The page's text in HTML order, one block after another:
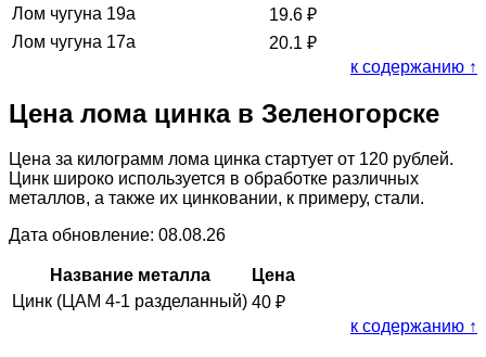
Лом чугуна 19а
19.6 ₽
Лом чугуна 17а
20.1 ₽
к содержанию ↑
Цена лома цинка в Зеленогорске
Цена за килограмм лома цинка стартует от 120 рублей.
Цинк широко используется в обработке различных
металлов, а также их цинковании, к примеру, стали.
Дата обновление: 08.08.26
Название металла
Цена
Цинк (ЦАМ 4-1 разделанный) 40 ₽
к содержанию ↑